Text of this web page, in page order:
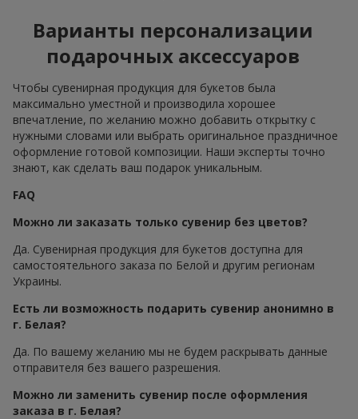
Варианты персонализации
подарочных аксессуаров
Чтобы сувенирная продукция для букетов была
максимально уместной и производила хорошее
впечатление, по желанию можно добавить открытку с
нужными словами или выбрать оригинальное праздничное
оформление готовой композиции. Наши эксперты точно
знают, как сделать ваш подарок уникальным.
FAQ
Можно ли заказать только сувенир без цветов?
Да. Сувенирная продукция для букетов доступна для
самостоятельного заказа по Белой и другим регионам
Украины.
Есть ли возможность подарить сувенир анонимно в
г. Белая?
Да. По вашему желанию мы не будем раскрывать данные
отправителя без вашего разрешения.
Можно ли заменить сувенир после оформления
заказа в г. Белая?